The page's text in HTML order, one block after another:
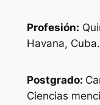
Profesión:
Havana, Cuba.
Postgrado:
Ciencias